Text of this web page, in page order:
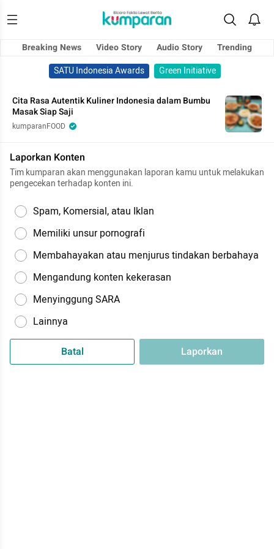
Breaking News Video Story Audio Story
Trending
SATU Indonesia Awards
Green Initiative
Cita Rasa Autentik Kuliner Indonesia dalam Bumbu
Masak Siap Saji
kumparanFOOD
Laporkan Konten
Tim kumparan akan menggunakan laporan kamu untuk melakukan
pengecekan terhadap konten ini.
Spam, Komersial, atau Iklan
Memiliki unsur pornografi
Membahayakan atau menjurus tindakan berbahaya
Mengandung konten kekerasan
Menyinggung SARA
Lainnya
Batal Laporkan